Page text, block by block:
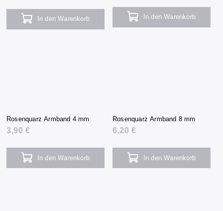
In den Warenkorb In den Warenkorb
Rosenquarz Armband 4 mm
3,90 €
In den Warenkorb
Rosenquarz Armband 8 mm
6,20 €
In den Warenkorb